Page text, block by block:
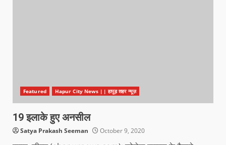
Featured Hapur City News || हापुड़ शहर न्यूज़
19 इलाके हुए अनसील
Satya Prakash Seeman October 9, 2020